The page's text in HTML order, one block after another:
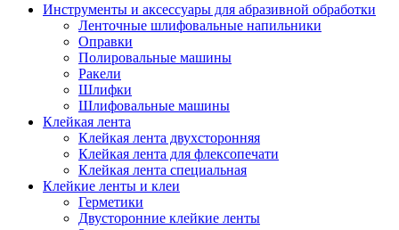
Инструменты и аксессуары для абразивной обработки
Ленточные шлифовальные напильники
Оправки
Полировальные машины
Ракели
Шлифки
Шлифовальные машины
Клейкая лента
Клейкая лента двухсторонняя
Клейкая лента для флексопечати
Клейкая лента специальная
Клейкие ленты и клеи
Герметики
Двусторонние клейкие ленты